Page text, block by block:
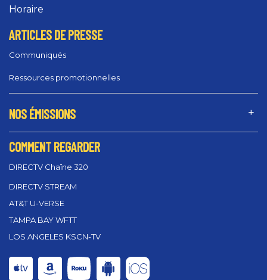
Horaire
ARTICLES DE PRESSE
Communiqués
Ressources promotionnelles
NOS ÉMISSIONS
COMMENT REGARDER
DIRECTV Chaîne 320
DIRECTV STREAM
AT&T U-VERSE
TAMPA BAY WFTT
LOS ANGELES KSCN-TV